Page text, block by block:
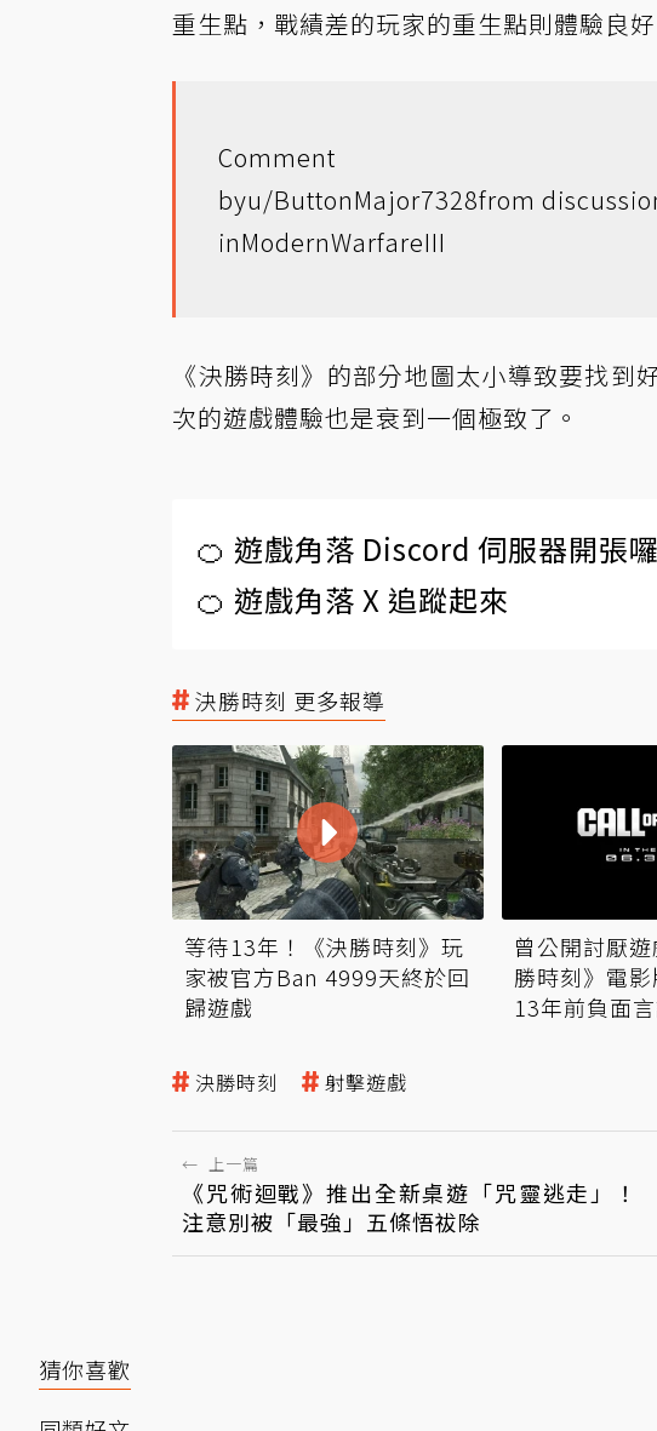
重生點，戰績差的玩家的重生點則體驗良好
Comment
byu/ButtonMajor7328from
inModernWarfareIII
《決勝時刻》的部分地圖太小導致要找
次的遊戲體驗也是衰到一個極致了。
🍊 遊戲角落 Discord 伺服器開張囉
🍊 遊戲角落 X 追蹤起來
決勝時刻 更多報導
等待13年！《決勝時刻》玩
家被官方Ban 4999天終於回
歸遊戲
曾公開討厭
勝時刻》電
13年前負面
決勝時刻 射擊遊戲
← 上一篇
《咒術迴戰》推出全新桌遊「咒靈逃走」！
注意別被「最強」五條悟祓除
猜你喜歡